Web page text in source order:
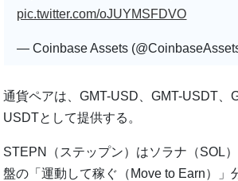
pic.twitter.com/oJUYMSFDVO
— Coinbase Assets
通貨ペアは、GMT-USD、GMT-USDT、
USDTとして提供する。
STEPN（ステップン）はソラナ（SOL
盤の「運動して稼ぐ（Move to Earn）」